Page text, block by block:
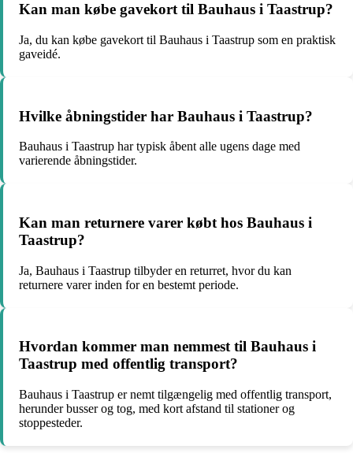
Kan man købe gavekort til Bauhaus i Taastrup?
Ja, du kan købe gavekort til Bauhaus i Taastrup som en praktisk
gaveidé.
Hvilke åbningstider har Bauhaus i Taastrup?
Bauhaus i Taastrup har typisk åbent alle ugens dage med
varierende åbningstider.
Kan man returnere varer købt hos Bauhaus i
Taastrup?
Ja, Bauhaus i Taastrup tilbyder en returret, hvor du kan
returnere varer inden for en bestemt periode.
Hvordan kommer man nemmest til Bauhaus i
Taastrup med offentlig transport?
Bauhaus i Taastrup er nemt tilgængelig med offentlig transport,
herunder busser og tog, med kort afstand til stationer og
stoppesteder.